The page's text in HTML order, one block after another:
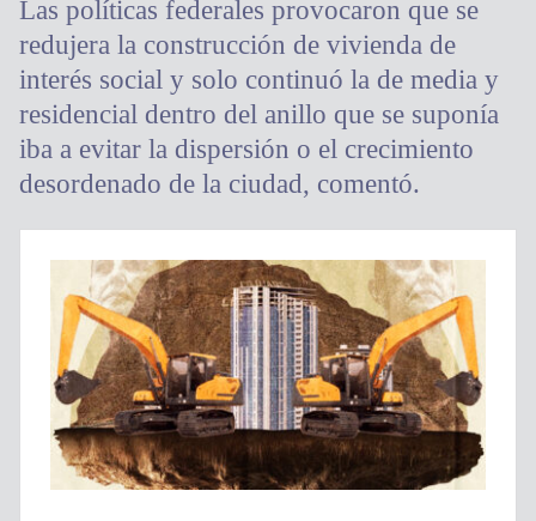
Las políticas federales provocaron que se
redujera la construcción de vivienda de
interés social y solo continuó la de media y
residencial dentro del anillo que se suponía
iba a evitar la dispersión o el crecimiento
desordenado de la ciudad, comentó.